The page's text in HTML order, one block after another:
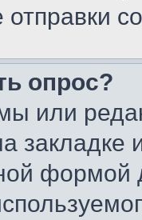
опрос?
или
формой